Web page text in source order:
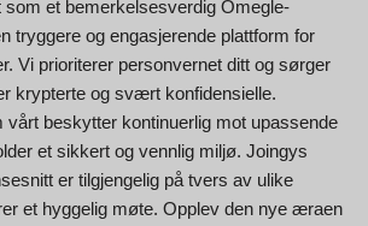
et bemerkelsesverdig Omegle-
tryggere og engasjerende plattform for
Vi prioriterer personvernet ditt og sørger
krypterte og svært konfidensielle.
vårt beskytter kontinuerlig mot upassende
et sikkert og vennlig miljø. Joingys
er tilgjengelig på tvers av ulike
et hyggelig møte. Opplev den nye æraen